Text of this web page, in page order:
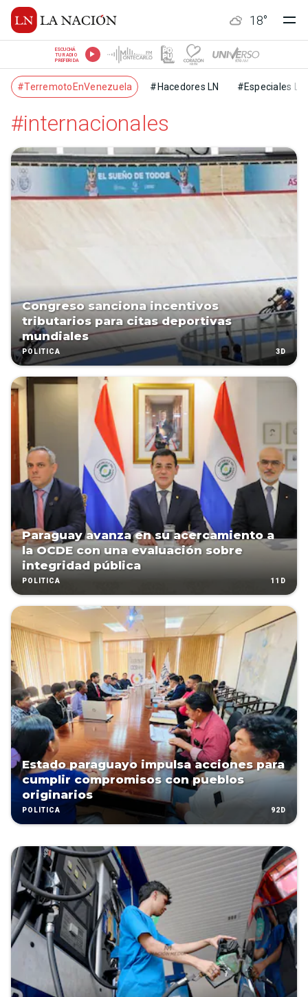
18°
ESCUCHÁ
TU RADIO
PREFERIDA
#TerremotoEnVenezuela #Hacedores LN #Especiales LN
#internacionales
Congreso sanciona incentivos
tributarios para citas deportivas
mundiales
POLÍTICA 3D
Paraguay avanza en su acercamiento a
la OCDE con una evaluación sobre
integridad pública
POLÍTICA 11D
Estado paraguayo impulsa acciones para
cumplir compromisos con pueblos
originarios
POLÍTICA 92D